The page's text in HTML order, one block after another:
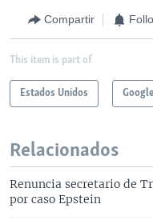
Compartir
This item is part of
Estados Unidos
Relacionados
Renuncia secretario de
por caso Epstein